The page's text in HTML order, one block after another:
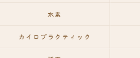
水素
カイロプラクティック